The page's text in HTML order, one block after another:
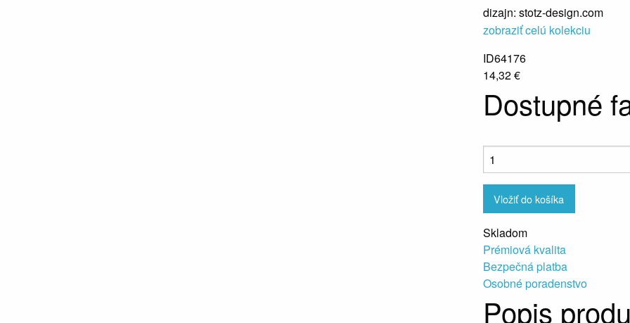
dizajn: stotz-design.com
zobraziť celú kolekciu
ID64176
14,32 €
Dostupné
Vložiť do košíka
Skladom
Prémiová kvalita
Bezpečná platba
Osobné poradenstvo
Popis